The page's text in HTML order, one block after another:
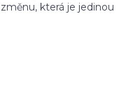
která je jedinou